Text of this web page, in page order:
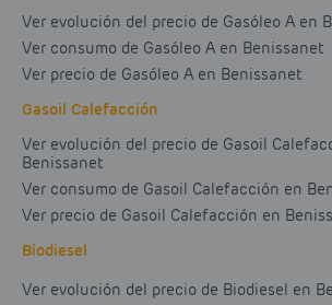
Ver evolución del precio de Gasóleo A en
Ver consumo de Gasóleo A en Benissanet
Ver precio de Gasóleo A en Benissanet
Gasoil Calefacción
Ver evolución del precio de Gasoil
Benissanet
Ver consumo de Gasoil Calefacción en
Ver precio de Gasoil Calefacción en
Biodiesel
Ver evolución del precio de Biodiesel en